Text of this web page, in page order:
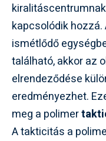
kapcsolódik hozzá.
ismétlődő
található, akkor az
elrendeződése
eredményezhet.
meg a polimer
A takticitás a